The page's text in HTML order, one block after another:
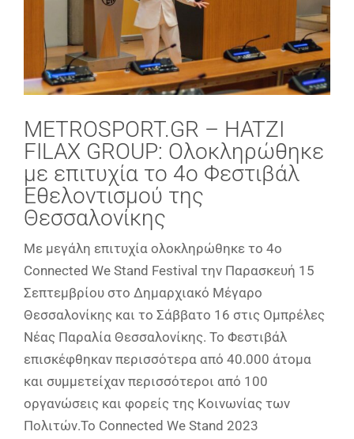
METROSPORT.GR – HATZI
FILAX GROUP: Ολοκληρώθηκε
με επιτυχία το 4o Φεστιβάλ
Εθελοντισμού της
Θεσσαλονίκης
Με μεγάλη επιτυχία ολοκληρώθηκε το 4o
Connected We Stand Festival την Παρασκευή 15
Σεπτεμβρίου στο Δημαρχιακό Μέγαρο
Θεσσαλονίκης και το Σάββατο 16 στις Ομπρέλες
Νέας Παραλία Θεσσαλονίκης. Το Φεστιβάλ
επισκέφθηκαν περισσότερα από 40.000 άτομα
και συμμετείχαν περισσότεροι από 100
οργανώσεις και φορείς της Κοινωνίας των
Πολιτών.Το Connected We Stand 2023